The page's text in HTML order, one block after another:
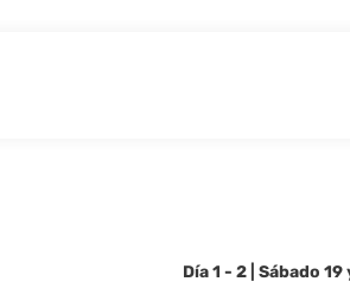
Día 1 - 2 | Sábado